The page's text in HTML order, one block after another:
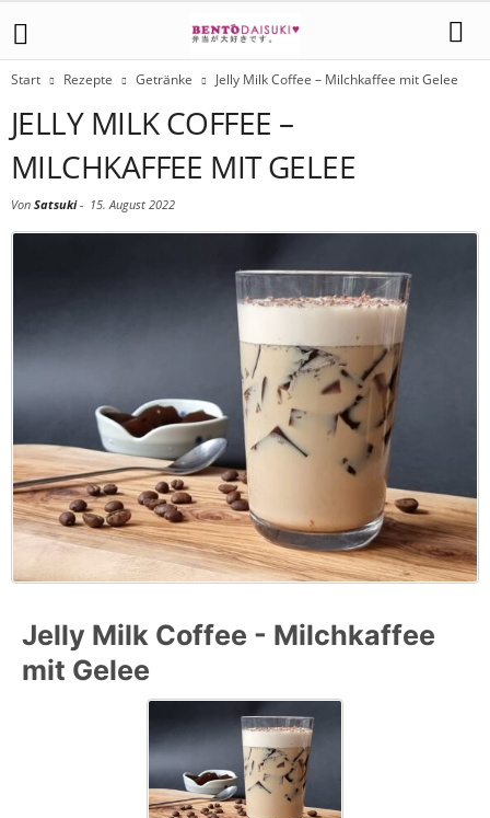
Start Rezepte Getränke Jelly Milk Coffee – Milchkaffee mit Gelee
JELLY MILK COFFEE –
MILCHKAFFEE MIT GELEE
Von Satsuki- 15. August 2022
Jelly Milk Coffee - Milchkaffee
mit Gelee